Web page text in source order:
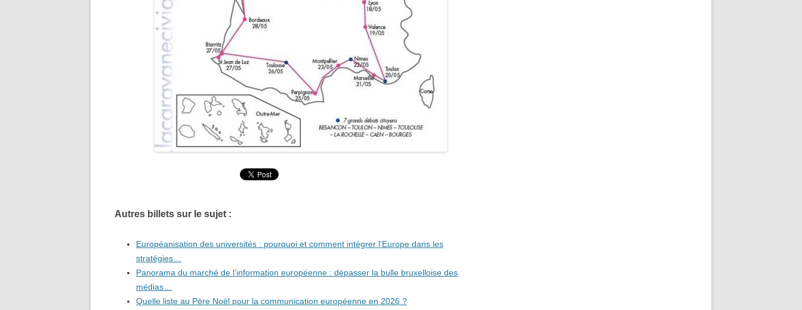
Autres billets sur le sujet :
Européanisation des universités : pourquoi et comment intégrer l’Europe dans les
stratégies…
Panorama du marché de l’information européenne : dépasser la bulle bruxelloise des
médias…
Quelle liste au Père Noël pour la communication européenne en 2026 ?